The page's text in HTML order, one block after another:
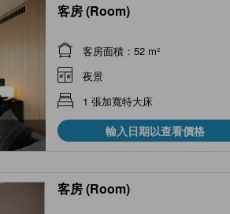
客房 (Room)
客房面積：52 m²
夜景
1 張加寬特大床
輸入日期以查看價格
客房 (Room)